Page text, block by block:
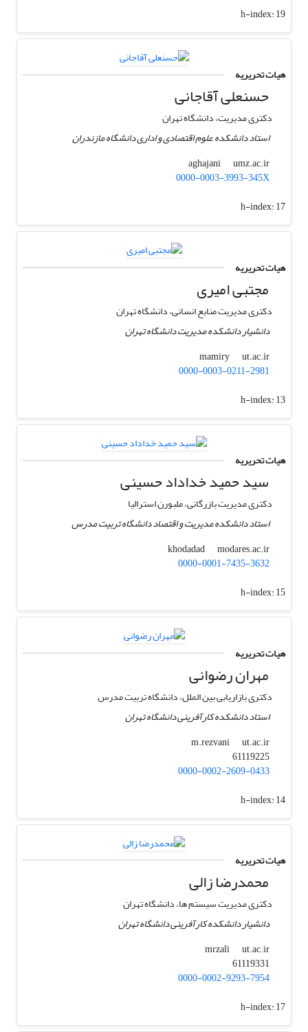
h-index:19
هیات تحریریه
حسنعلی آقاجانی
دکتری مدیریت، دانشگاه تهران
استاد دانشکده علوم اقتصادی و اداری دانشگاه مازندران
aghajani
umz.ac.ir
0000-0003-3993-345X
h-index:17
هیات تحریریه
مجتبی امیری
دکتری مدیریت منابع انسانی، دانشگاه تهران
دانشیار دانشکده مدیریت دانشگاه تهران
mamiry
ut.ac.ir
0000-0003-0211-2981
h-index:13
هیات تحریریه
سید حمید خداداد حسینی
دکتری مدیریت بازرگانی، ملبورن استرالیا
استاد دانشکده مدیریت و اقتصاد دانشگاه تربیت مدرس
khodadad
modares.ac.ir
0000-0001-7435-3632
h-index:15
هیات تحریریه
مهران رضوانی
دکتری بازاریابی بین الملل، دانشگاه تربیت مدرس
استاد دانشکده کارآفرینی دانشگاه تهران
m.rezvani
ut.ac.ir
61119225
0000-0002-2609-0433
h-index:14
هیات تحریریه
محمدرضا زالی
دکتری ‏مدیریت سیستم ها، دانشگاه تهران
دانشیار دانشکده کارآفرینی دانشگاه تهران
mrzali
ut.ac.ir
0000-0002-9293-7954
h-index:17